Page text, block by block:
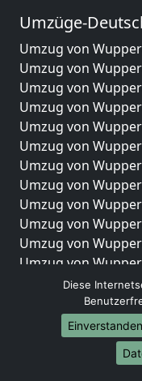
Umzüge-
Umzug von
Umzug von
Umzug von
Umzug von
Umzug von
Umzug von
Umzug von
Umzug von
Umzug von
Umzug von
Umzug von
Umzug von
Umzug von
Umzug von
Umzug von
Umzug von
Umzug von
Diese
Einverstanden